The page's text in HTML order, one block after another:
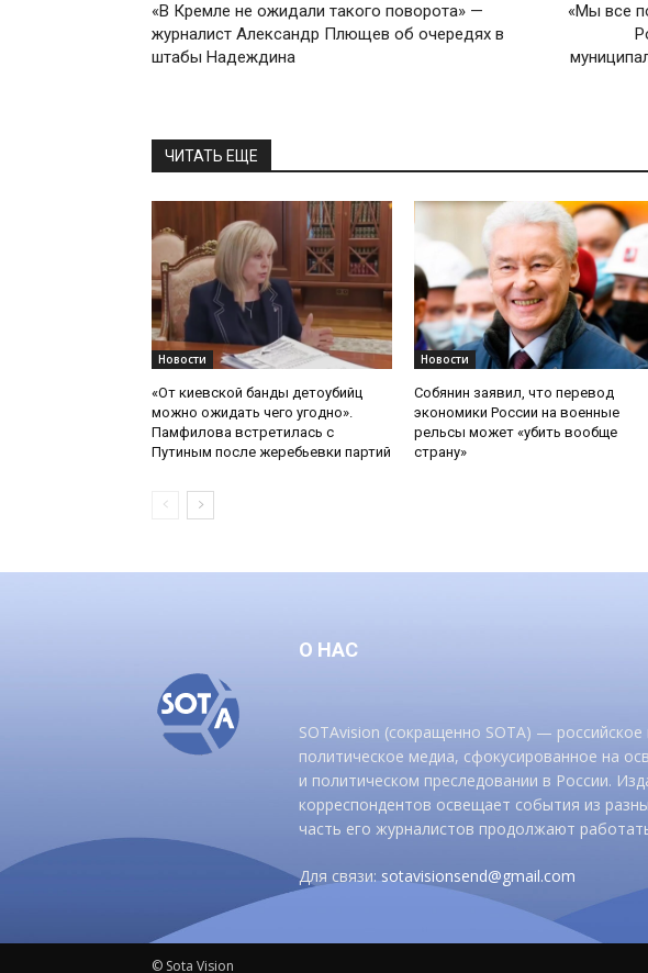
«В Кремле не ожидали такого поворота» —
журналист Александр Плющев об очередях в
штабы Надеждина
«Мы все
ЧИТАТЬ ЕЩЕ
Новости
«От киевской банды детоубийц
можно ожидать чего угодно».
Памфилова встретилась с
Путиным после жеребьевки партий
Новости
Собянин заявил, что перевод
экономики России на военные
рельсы может «убить вообще
страну»
О НАС
SOTAvision (сокращенно SOTA) —
политическое медиа, сфокусированное на
и политическом преследовании в России.
корреспондентов освещает события из
часть его журналистов продолжают
Для связи:sotavisionsend@gmail.com
© Sota Vision